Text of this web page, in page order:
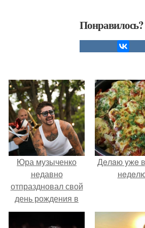
Понравилось?
Юра музыченко
недавно
отпраздновал свой
день рождения в
кругу самых
близких и родных
Дeлaю yжe